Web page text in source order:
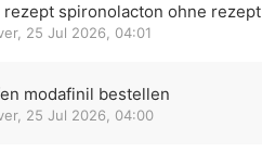
spironolacton ohne rezept
, 25 Jul 2026, 04:01
modafinil bestellen
, 25 Jul 2026, 04:00